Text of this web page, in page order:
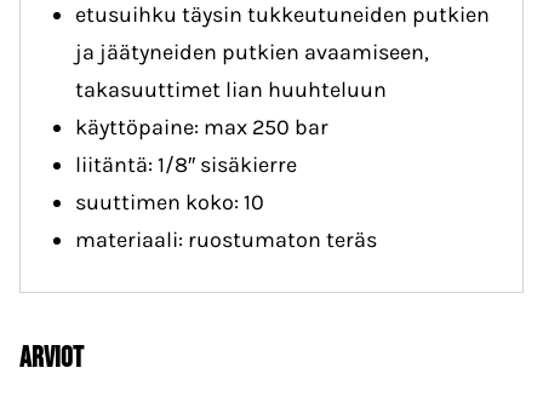
etusuihku täysin tukkeutuneiden putkien
ja jäätyneiden putkien avaamiseen,
takasuuttimet lian huuhteluun
käyttöpaine: max 250 bar
liitäntä: 1/8″ sisäkierre
suuttimen koko: 10
materiaali: ruostumaton teräs
Arviot